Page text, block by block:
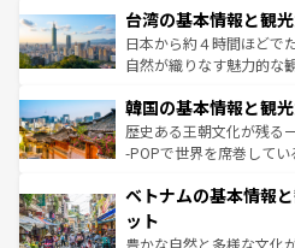
人々、おいしいローカル
ク、伝統的なフラダンス
っている。訪れるたびに
はコンテンツ一覧を参照
リアリーフや大陸中央部
ク）、タスマニアの美し
ど、見どころがたくさん
いる。アクティビティも
ビング、ハイキングなど
い。オーストラリアの多
参照してほしい。
台湾の基本情報と観
日本から約４時間ほどで
自然が織りなす魅力的な
ン）、静ひつな山岳地帯
と山間の静けさが共存し
驚きをもたらしてくれる
容にもいいと評判のスイ
照してほしい。
韓国の基本情報と観
歴史ある王朝文化が残る
-POPで世界を席巻して
き、地方に足を延ばせば
できる。そして、キムチ
まで、さまざまな韓国料
ベトナムの基本情報
ット
豊かな自然と多様な文化